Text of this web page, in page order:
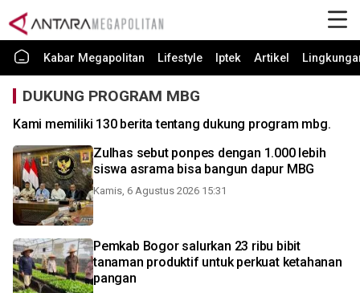
Kabar Megapolitan Lifestyle Iptek Artikel
DUKUNG PROGRAM MBG
Kami memiliki 130 berita tentang dukung program mbg.
Zulhas sebut ponpes dengan 1.000 lebih
siswa asrama bisa bangun dapur MBG
Kamis, 6 Agustus 2026 15:31
Pemkab Bogor salurkan 23 ribu bibit
tanaman produktif untuk perkuat ketahanan
pangan